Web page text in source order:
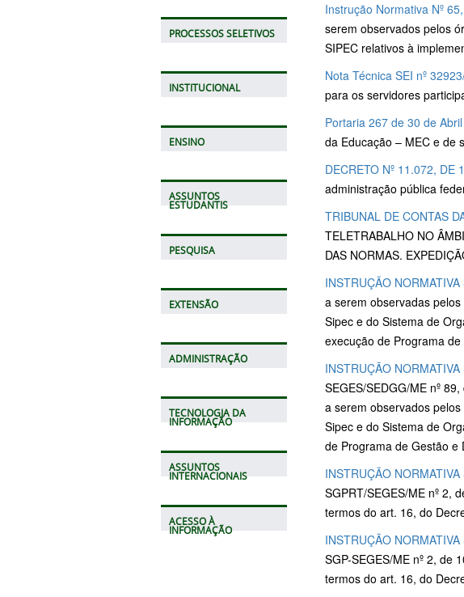
PROCESSOS SELETIVOS
INSTITUCIONAL
ENSINO
ASSUNTOS
ESTUDANTIS
PESQUISA
EXTENSÃO
ADMINISTRAÇÃO
TECNOLOGIA DA
INFORMAÇÃO
ASSUNTOS
INTERNACIONAIS
ACESSO À
INFORMAÇÃO
Instrução Normativa Nº
serem observados pelos
SIPEC relativos à
Nota Técnica SEI nº
para os servidores
Portaria 267 de 30 de
da Educação – MEC e de
DECRETO Nº 11.072, DE
administração pública
TRIBUNAL DE CONTAS
TELETRABALHO NO
DAS NORMAS.
INSTRUÇÃO
a serem observadas
Sipec e do Sistema de
execução de Programa
INSTRUÇÃO
SEGES/SEDGG/ME nº
a serem observados
Sipec e do Sistema de
de Programa de Gestão e
INSTRUÇÃO
SGPRT/SEGES/ME nº 2,
termos do art. 16, do
INSTRUÇÃO
SGP-SEGES/ME nº 2, de
termos do art. 16, do